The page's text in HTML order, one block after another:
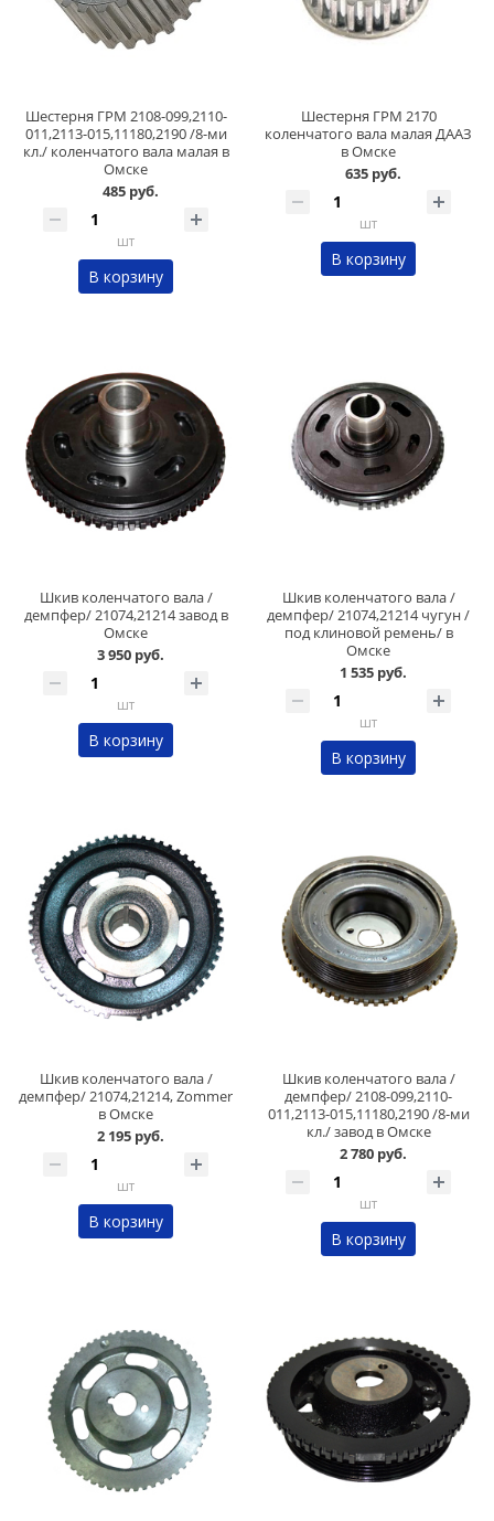
Шестерня ГРМ 2108-099,2110-
011,2113-015,11180,2190 /8-ми
кл./ коленчатого вала малая в
Омске
485 руб.
шт
В корзину
Шестерня ГРМ 2170
коленчатого вала малая ДААЗ
в Омске
635 руб.
шт
В корзину
Шкив коленчатого вала /
демпфер/ 21074,21214 завод в
Омске
3 950 руб.
шт
В корзину
Шкив коленчатого вала /
демпфер/ 21074,21214 чугун /
под клиновой ремень/ в
Омске
1 535 руб.
шт
В корзину
Шкив коленчатого вала /
демпфер/ 21074,21214, Zommer
в Омске
2 195 руб.
шт
В корзину
Шкив коленчатого вала /
демпфер/ 2108-099,2110-
011,2113-015,11180,2190 /8-ми
кл./ завод в Омске
2 780 руб.
шт
В корзину